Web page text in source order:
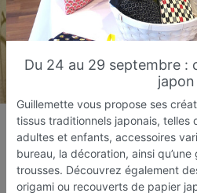
Boutique
Boutique
Sucy-en-Brie
Du 24 au 29 septembre :
japon
Guillemette vous propose ses
tissus traditionnels japonais, telles
adultes et enfants, accessoires
bureau, la décoration, ainsi
trousses. Découvrez également
origami ou recouverts de papier